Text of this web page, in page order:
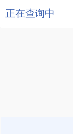
正在查询中